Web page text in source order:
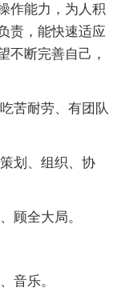
作能力，为人积
责，能快速适应
不断完善自己，
苦耐劳、有团队
划、组织、协
顾全大局。
音乐。